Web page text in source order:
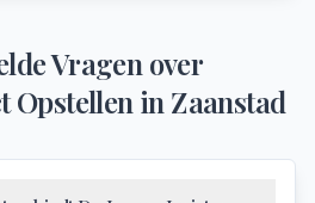
Vragen over
Opstellen in Zaanstad